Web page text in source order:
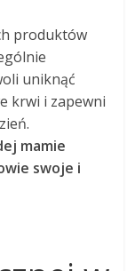
produktów
uniknąć
krwi i zapewni
mamie
swoje i